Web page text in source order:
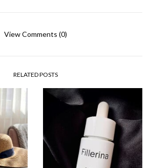
View Comments (0)
RELATED POSTS